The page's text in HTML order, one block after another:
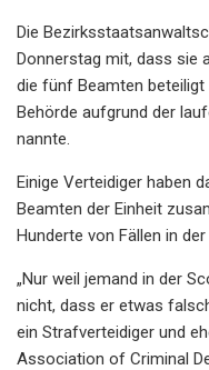
Die
Donnerstag mit, dass sie
die fünf Beamten
Behörde aufgrund der
nannte.
Einige Verteidiger haben
Beamten der Einheit
Hunderte von Fällen in
„Nur weil jemand in der
nicht, dass er etwas
ein Strafverteidiger und
Association of Criminal